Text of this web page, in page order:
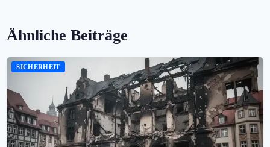
Ähnliche Beiträge
SICHERHEIT